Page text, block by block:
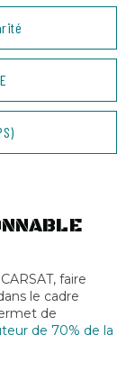
faire
le cadre
de
de 70% de la